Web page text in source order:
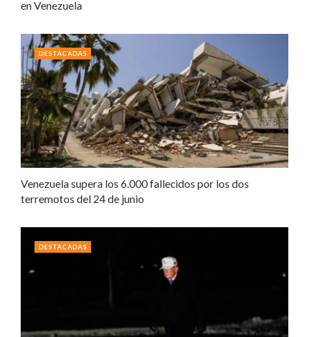
en Venezuela
Venezuela supera los 6.000 fallecidos por los dos
terremotos del 24 de junio
DESTACADAS
DESTACADAS